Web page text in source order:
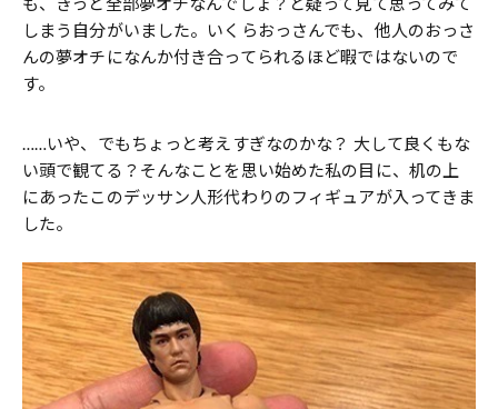
しまう自分がいました。いくらおっさんでも、他人のおっさ
んの夢オチになんか付き合ってられるほど暇ではないので
す。
……いや、でもちょっと考えすぎなのかな？ 大して良くもな
い頭で観てる？そんなことを思い始めた私の目に、机の上
にあったこのデッサン人形代わりのフィギュアが入ってきま
した。